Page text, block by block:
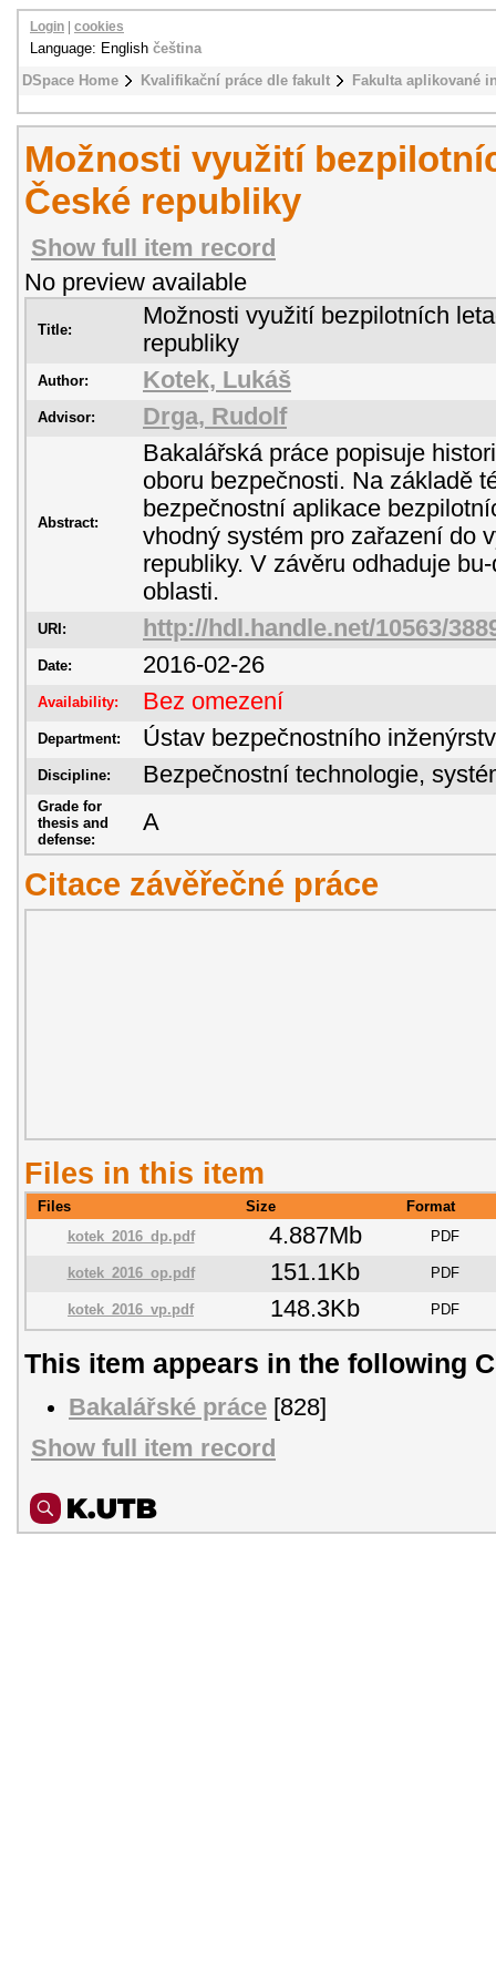
DSpace Home Kvalifikační práce dle fakult Fakulta aplikované
Login cookies
Language: English čeština
Možnosti využití
České republiky
Show full item record
No preview available
Title:
Možnosti využití bezpilotních
republiky
Author: Kotek, Lukáš
Advisor: Drga, Rudolf
Abstract:
Bakalářská práce popisuje
oboru bezpečnosti. Na základě
bezpečnostní aplikace
vhodný systém pro zařazení do
republiky. V závěru odhaduje
oblasti.
URI: http://hdl.handle.net/10563/
Date: 2016-02-26
Availability: Bez omezení
Department: Ústav bezpečnostního
Discipline: Bezpečnostní technologie,
Grade for
thesis and
defense:
A
Citace závěřečné práce
Files in this item
Files Size
Format
kotek_2016_dp.pdf
4.887Mb PDF
kotek_2016_op.pdf 151.1Kb PDF
kotek_2016_vp.pdf 148.3Kb PDF
This item appears in the following
Bakalářské práce [828]
Show full item record